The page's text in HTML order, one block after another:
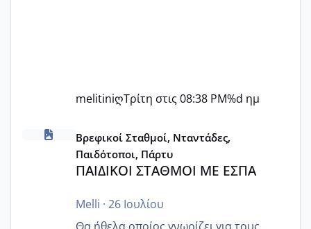
melitiniღΤρίτη στις 08:38 PM%d ημ
ΠΑΙΔΙΚΟΙ ΣΤΑΘΜΟΙ ΜΕ ΕΣΠΑ
Βρεφικοί Σταθμοί, Νταντάδες,
Παιδότοποι, Πάρτυ
ΠΑΙΔΙΚΟΙ ΣΤΑΘΜΟΙ ΜΕ ΕΣΠΑ
Melli · 26 Ιουλίου